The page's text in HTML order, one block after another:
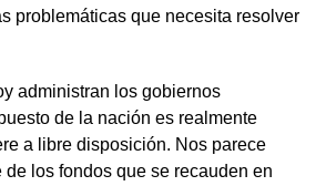
problemáticas que necesita resolver
administran los gobiernos
de la nación es realmente
a libre disposición. Nos parece
de los fondos que se recauden en